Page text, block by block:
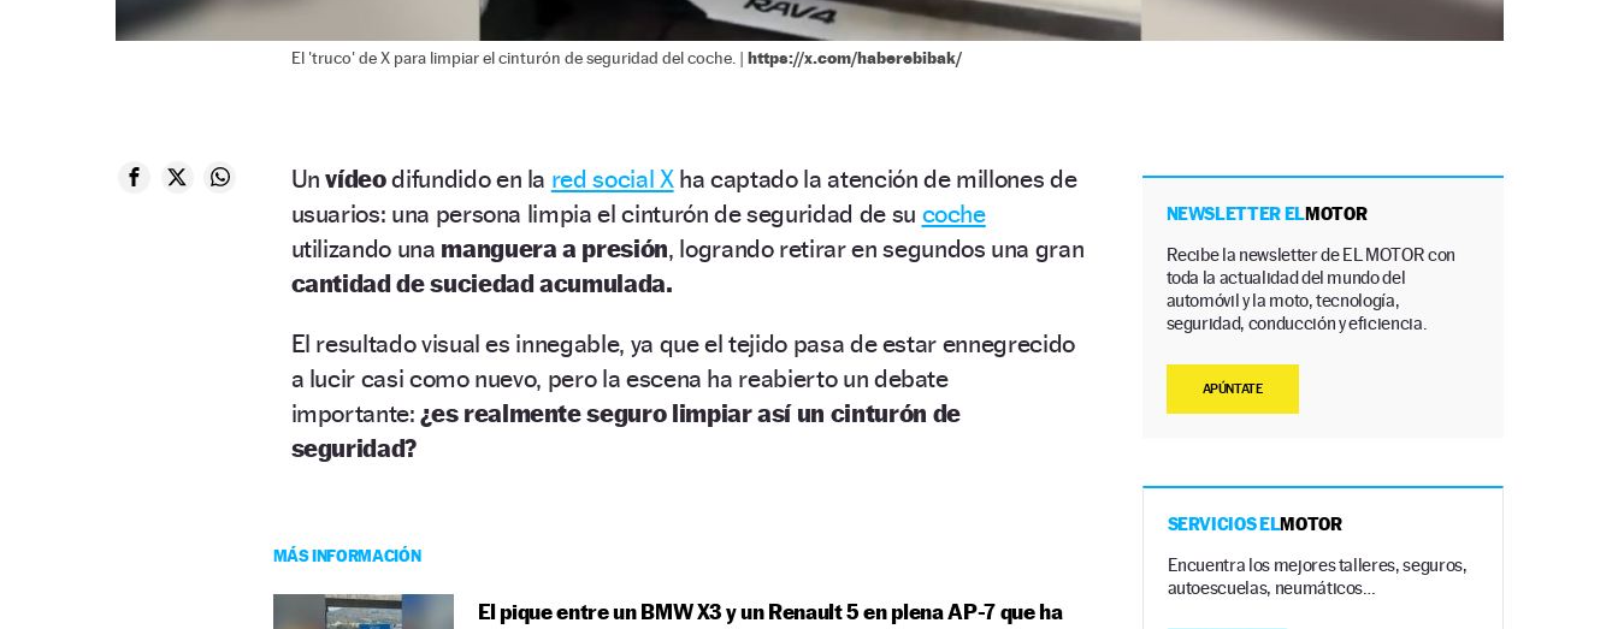
El 'truco' de X para limpiar el cinturón de seguridad del coche. | https://x.com/haberebibak/
Unvídeodifundido en la red social Xha captado la atención de millones de
usuarios: una persona limpia el cinturón de seguridad de su coche
utilizando una manguera a presión, logrando retirar en segundos una gran
cantidad de suciedad acumulada.
El resultado visual es innegable, ya que el tejido pasa de estar ennegrecido
a lucir casi como nuevo, pero la escena ha reabierto un debate
importante:¿es realmente seguro limpiar así un cinturón de
seguridad?
MÁS INFORMACIÓN
El pique entre un BMW X3 y un Renault 5 en plena AP-7 que ha
NEWSLETTER ELMOTOR
Recibe la newsletter de EL MOTOR con
toda la actualidad del mundo del
automóvil y la moto, tecnología,
seguridad, conducción y eficiencia.
APÚNTATE
SERVICIOS ELMOTOR
Encuentra los mejores talleres, seguros,
autoescuelas, neumáticos…